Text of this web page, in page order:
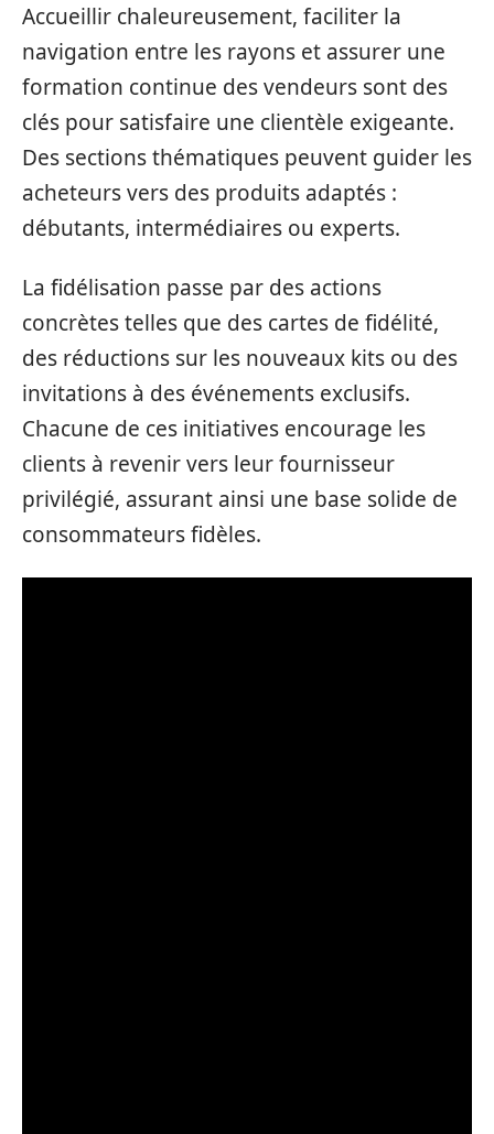
Accueillir chaleureusement, faciliter la
navigation entre les rayons et assurer une
formation continue des vendeurs sont des
clés pour satisfaire une clientèle exigeante.
Des sections thématiques peuvent guider les
acheteurs vers des produits adaptés :
débutants, intermédiaires ou experts.
La fidélisation passe par des actions
concrètes telles que des cartes de fidélité,
des réductions sur les nouveaux kits ou des
invitations à des événements exclusifs.
Chacune de ces initiatives encourage les
clients à revenir vers leur fournisseur
privilégié, assurant ainsi une base solide de
consommateurs fidèles.